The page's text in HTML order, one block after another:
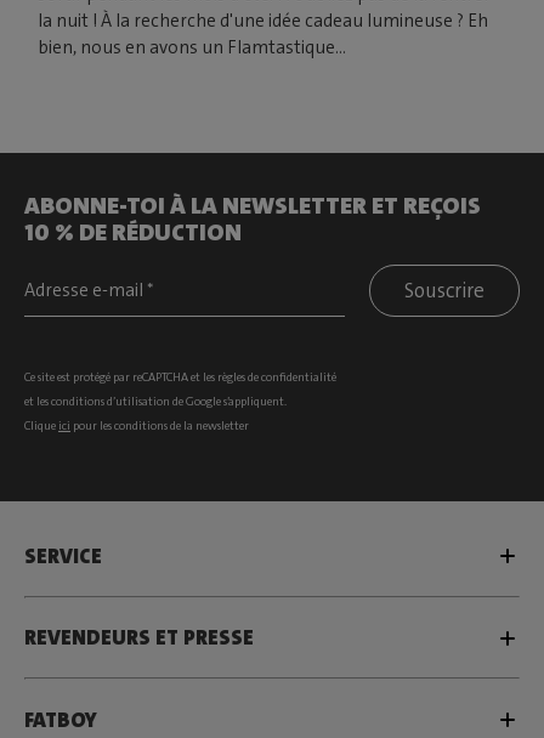
la nuit ! À la recherche d'une idée cadeau lumineuse ? Eh
bien, nous en avons un Flamtastique...
ABONNE-TOI À LA NEWSLETTER ET REÇOIS
10 % DE RÉDUCTION
Souscrire
Ce site est protégé par reCAPTCHA et les règles de confidentialité
et lesconditions d’utilisation de Google s’appliquent.
Clique ici pour les conditions de la newsletter
SERVICE
REVENDEURS ET PRESSE
FATBOY